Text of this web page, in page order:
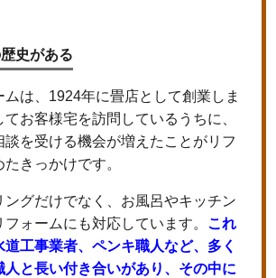
史がある
ムは、1924年に畳店として創業しま
てお客様宅を訪問しているうちに、
談を受ける機会が増えたことがリフ
きっかけです。
ングだけでなく、お風呂やキッチン
ォームにも対応しています。 これ
道工事業者、ペンキ職人など、多く
人と長い付き合いがあり、その中に